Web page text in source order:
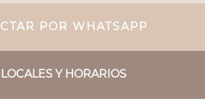
POR WHATSAPP
Y HORARIOS